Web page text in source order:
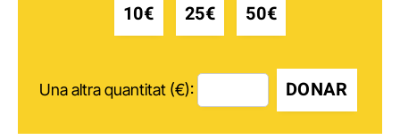
10€ 25€ 50€
Una altra quantitat (€): DONAR